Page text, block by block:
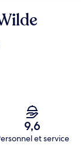
9,6
et service